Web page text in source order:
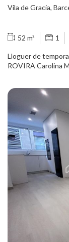
Vila de Gracia,
52 m² 1
Lloguer de temporada per
ROVIRA Carolina Martí comercialitza en exclusiva aquest
equipat i moblat. Consta de saló exterior amb cuina integrada, 1
dormitori doble
dutxa. Exterior, molt assolellat. Terres de parquet, aire condicionat
amb bomba de